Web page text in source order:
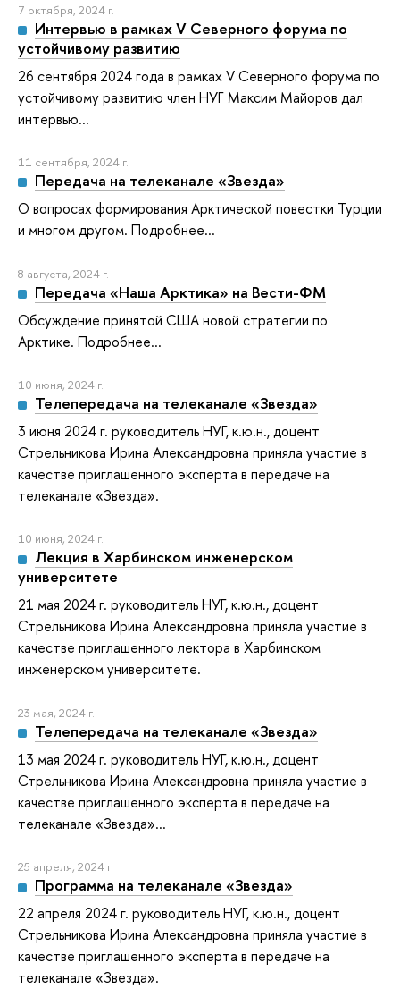
7 октября, 2024 г.
Интервью в рамках V Северного форума по
устойчивому развитию
26 сентября 2024 года в рамках V Северного форума по
устойчивому развитию член НУГ Максим Майоров дал
интервью...
11 сентября, 2024 г.
Передача на телеканале «Звезда»
О вопросах формирования Арктической повестки Турции
и многом другом. Подробнее...
8 августа, 2024 г.
Передача «Наша Арктика» на Вести-ФМ
Обсуждение принятой США новой стратегии по
Арктике. Подробнее...
10 июня, 2024 г.
Телепередача на телеканале «Звезда»
3 июня 2024 г. руководитель НУГ, к.ю.н., доцент
Стрельникова Ирина Александровна приняла участие в
качестве приглашенного эксперта в передаче на
телеканале «Звезда».
10 июня, 2024 г.
Лекция в Харбинском инженерском
университете
21 мая 2024 г. руководитель НУГ, к.ю.н., доцент
Стрельникова Ирина Александровна приняла участие в
качестве приглашенного лектора в Харбинском
инженерском университете.
23 мая, 2024 г.
Телепередача на телеканале «Звезда»
13 мая 2024 г. руководитель НУГ, к.ю.н., доцент
Стрельникова Ирина Александровна приняла участие в
качестве приглашенного эксперта в передаче на
телеканале «Звезда»...
25 апреля, 2024 г.
Программа на телеканале «Звезда»
22 апреля 2024 г. руководитель НУГ, к.ю.н., доцент
Стрельникова Ирина Александровна приняла участие в
качестве приглашенного эксперта в передаче на
телеканале «Звезда».